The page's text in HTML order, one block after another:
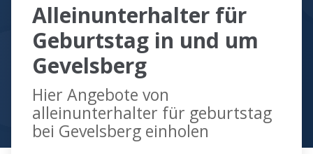
Alleinunterhalter für
Geburtstag in und um
Gevelsberg
Hier Angebote von
alleinunterhalter für geburtstag
bei Gevelsberg einholen